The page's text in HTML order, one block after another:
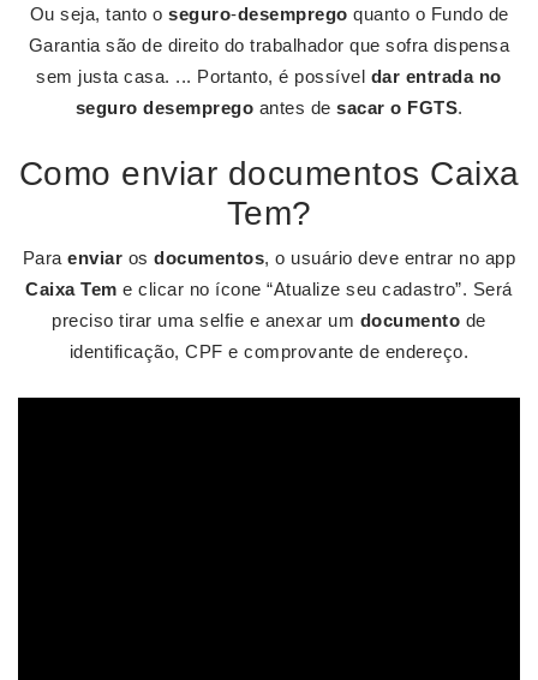
Ou seja, tanto o seguro-desemprego quanto o Fundo de
Garantia são de direito do trabalhador que sofra dispensa
sem justa casa. ... Portanto, é possível dar entrada no
seguro desemprego antes de sacar o FGTS.
Como enviar documentos Caixa
Tem?
Paraenviar osdocumentos, o usuário deve entrar no app
Caixa Tem e clicar no ícone “Atualize seu cadastro”. Será
preciso tirar uma selfie e anexar um documento de
identificação, CPF e comprovante de endereço.